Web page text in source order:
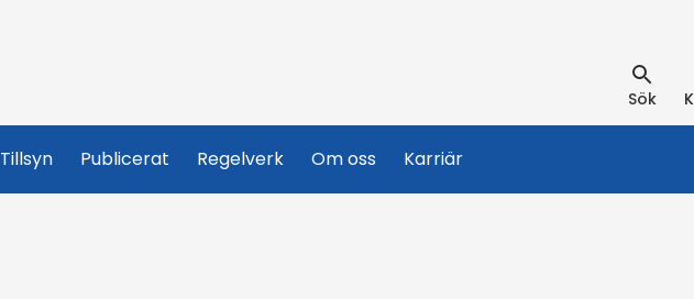
Sök
Tillsyn Publicerat Regelverk Om oss Karriär